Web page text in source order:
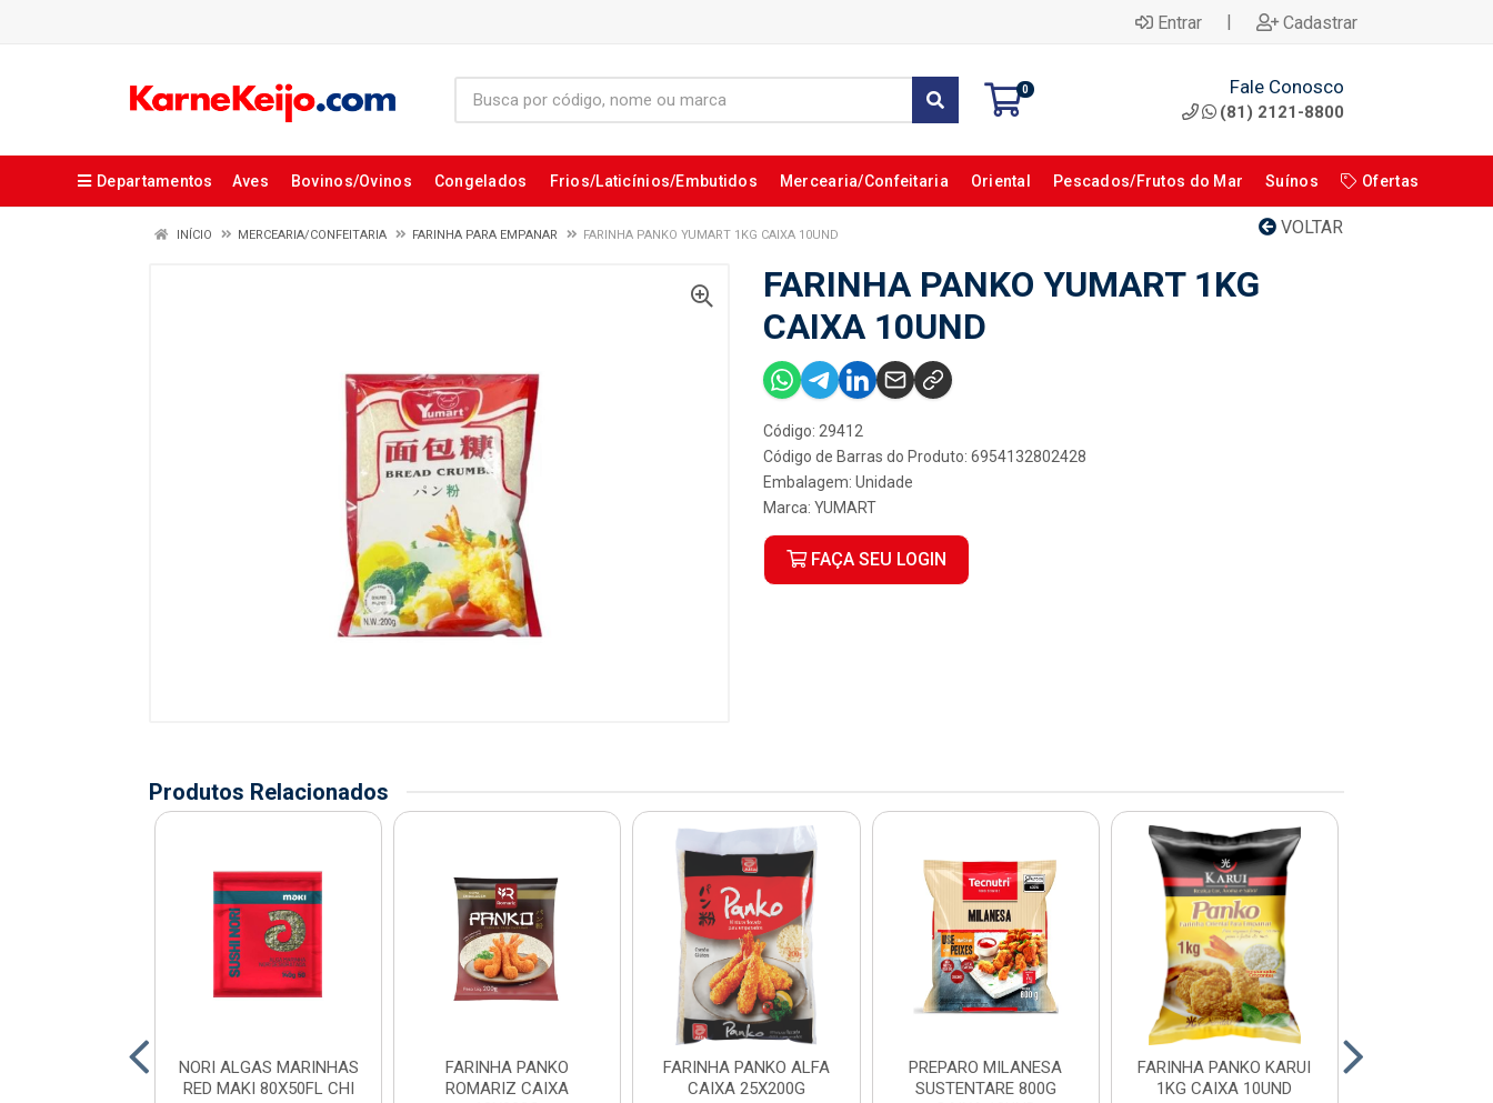
Entrar | Cadastrar
0 Fale Conosco
(81) 2121-8800
Departamentos Aves Bovinos/Ovinos Congelados Frios/Laticínios/Embutidos Mercearia/Confeitaria Oriental Pescados/Frutos do Mar Suínos Ofertas
VOLTAR
INÍCIO MERCEARIA/CONFEITARIA FARINHA PARA EMPANAR FARINHA PANKO YUMART 1KG CAIXA 10UND
FARINHA PANKO YUMART 1KG
CAIXA 10UND
Código: 29412
Código de Barras do Produto: 6954132802428
Embalagem: Unidade
Marca: YUMART
FAÇA SEU LOGIN
Produtos Relacionados
NORI ALGAS MARINHAS
RED MAKI 80X50FL CHI
FARINHA PANKO
ROMARIZ CAIXA
FARINHA PANKO ALFA
CAIXA 25X200G
PREPARO MILANESA
SUSTENTARE 800G
FARINHA PANKO KARUI
1KG CAIXA 10UND